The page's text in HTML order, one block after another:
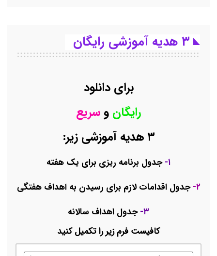
۳ هدیه آموزشی رایگان
برای دانلود
رایگان و سریع
۳ هدیه آموزشی زیر:
۱- جدول برنامه ریزی برای یک هفته
۲- جدول اقدامات لازم برای رسیدن به اهداف هفتگی
۳- جدول اهداف سالانه
کافیست فرم زیر را تکمیل کنید